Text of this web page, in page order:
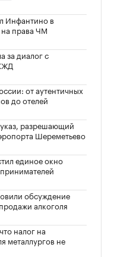
Инфантино в
права ЧМ
за диалог с
от аутентичных
до отелей
разрешающий
Шереметьево
единое окно
обсуждение
алкоголя
налог на
металлургов не